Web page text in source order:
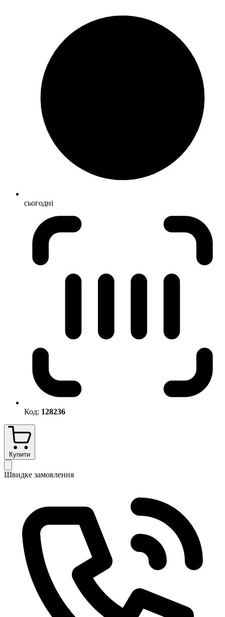
сьогодні
Код: 128236
Купити
Швидке замовлення